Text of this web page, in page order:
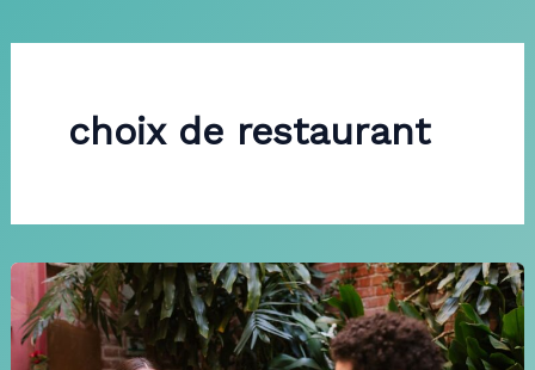
choix de restaurant